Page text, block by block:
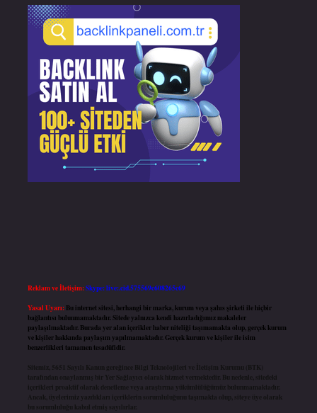
Reklam ve İletişim:Skype: live:.cid.575569c608265c69
Yasal Uyarı: Bu internet sitesi, herhangi bir marka, kurum veya şahıs şirketi ile hiçbir
bağlantısı bulunmamaktadır. Sitede yalnızca kendi hazırladığımız makaleler
paylaşılmaktadır. Burada yer alan içerikler haber niteliği taşımamakta olup, gerçek kurum
ve kişiler hakkında paylaşım yapılmamaktadır. Gerçek kurum ve kişiler ile isim
benzerlikleri tamamen tesadüfidir.
Sitemiz, 5651 Sayılı Kanun gereğince Bilgi Teknolojileri ve İletişim Kurumu (BTK)
tarafından onaylanmış bir Yer Sağlayıcı olarak hizmet vermektedir. Bu nedenle, sitedeki
içerikleri proaktif olarak denetleme veya araştırma yükümlülüğümüz bulunmamaktadır.
Ancak, üyelerimiz yazdıkları içeriklerin sorumluluğunu taşımakta olup, siteye üye olarak
bu sorumluluğu kabul etmiş sayılırlar.